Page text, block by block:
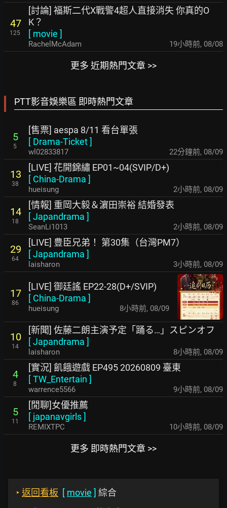
47
125
[討論] 福斯二代X戰警4超人直接消失 你真的O
K？
[ movie ]
RachelMcAdam 19小時前, 08/08
更多 近期熱門文章 >>
PTT影音娛樂區 即時熱門文章
5
5
[售票] aespa 8/11 看台單張
[ Drama-Ticket]
wl02833817 22分鐘前, 08/09
13
38
[LIVE] 花開錦繡 EP01~04(SVIP/D+)
[ China-Drama ]
hueisung 2小時前, 08/09
14
18
[情報] 重岡大毅＆濵田崇裕 結婚發表
[Japandrama ]
SeanLi1013 2小時前, 08/09
29
64
[LIVE] 豊臣兄弟！ 第30集（台灣PM7）
[Japandrama ]
laisharon 3小時前, 08/09
17
86
[LIVE] 御廷謠 EP22-28(D+/SVIP)
[ China-Drama ]
hueisung 8小時前, 08/09
10
14
[新聞] 佐藤二朗主演予定「踊る…」スピンオフ
[Japandrama ]
laisharon 8小時前, 08/09
4
8
[實況] 飢餓遊戲 EP495 20260809 臺東
[TW_Entertain ]
warrence5566 9小時前, 08/09
5
11
[閒聊]女優推薦
[ japanavgirls]
REMIXTPC 10小時前, 08/09
更多 即時熱門文章 >>
‣ 返回看板 [ movie ] 綜合